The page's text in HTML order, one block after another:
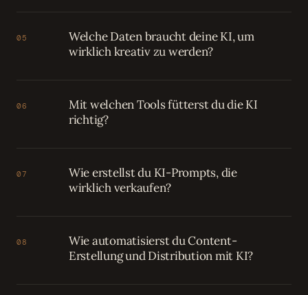
05
Welche Daten braucht deine KI, um
wirklich kreativ zu werden?
06
Mit welchen Tools fütterst du die KI
richtig?
07
Wie erstellst du KI-Prompts, die
wirklich verkaufen?
08
Wie automatisierst du Content-
Erstellung und Distribution mit KI?